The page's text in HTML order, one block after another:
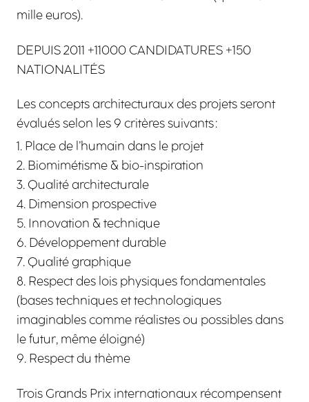
mille euros).
DEPUIS 2011 +11000 CANDIDATURES +150
NATIONALITÉS
Les concepts architecturaux des projets seront
évalués selon les 9 critères suivants :
Place de l’humain dans le projet
Biomimétisme & bio-inspiration
Qualité architecturale
Dimension prospective
Innovation & technique
Développement durable
Qualité graphique
Respect des lois physiques fondamentales
(bases techniques et technologiques
imaginables comme réalistes ou possibles dans
le futur, même éloigné)
Respect du thème
‍Trois Grands Prix internationaux récompensent